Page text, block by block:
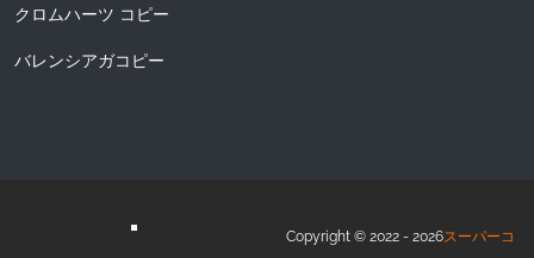
クロムハーツ コピー
バレンシアガコピー
Copyright © 2022 - 2026スーパーコ